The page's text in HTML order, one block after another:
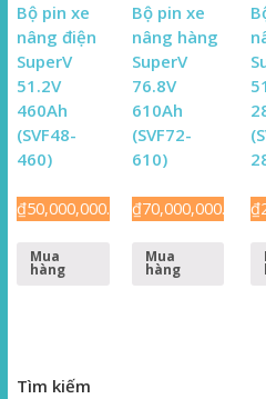
Bộ pin xe
nâng điện
SuperV
51.2V
460Ah
(SVF48-
460)
₫50,000,000.00
Mua
hàng
Bộ pin xe
nâng hàng
SuperV
76.8V
610Ah
(SVF72-
610)
₫70,000,000.00
Mua
hàng
₫
Tìm kiếm